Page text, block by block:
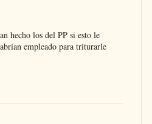
hecho los del PP si esto le
empleado para triturarle